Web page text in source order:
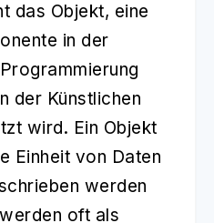
das Objekt, eine
in der
der Künstlichen
wird. Ein Objekt
Einheit von Daten
werden
oft als